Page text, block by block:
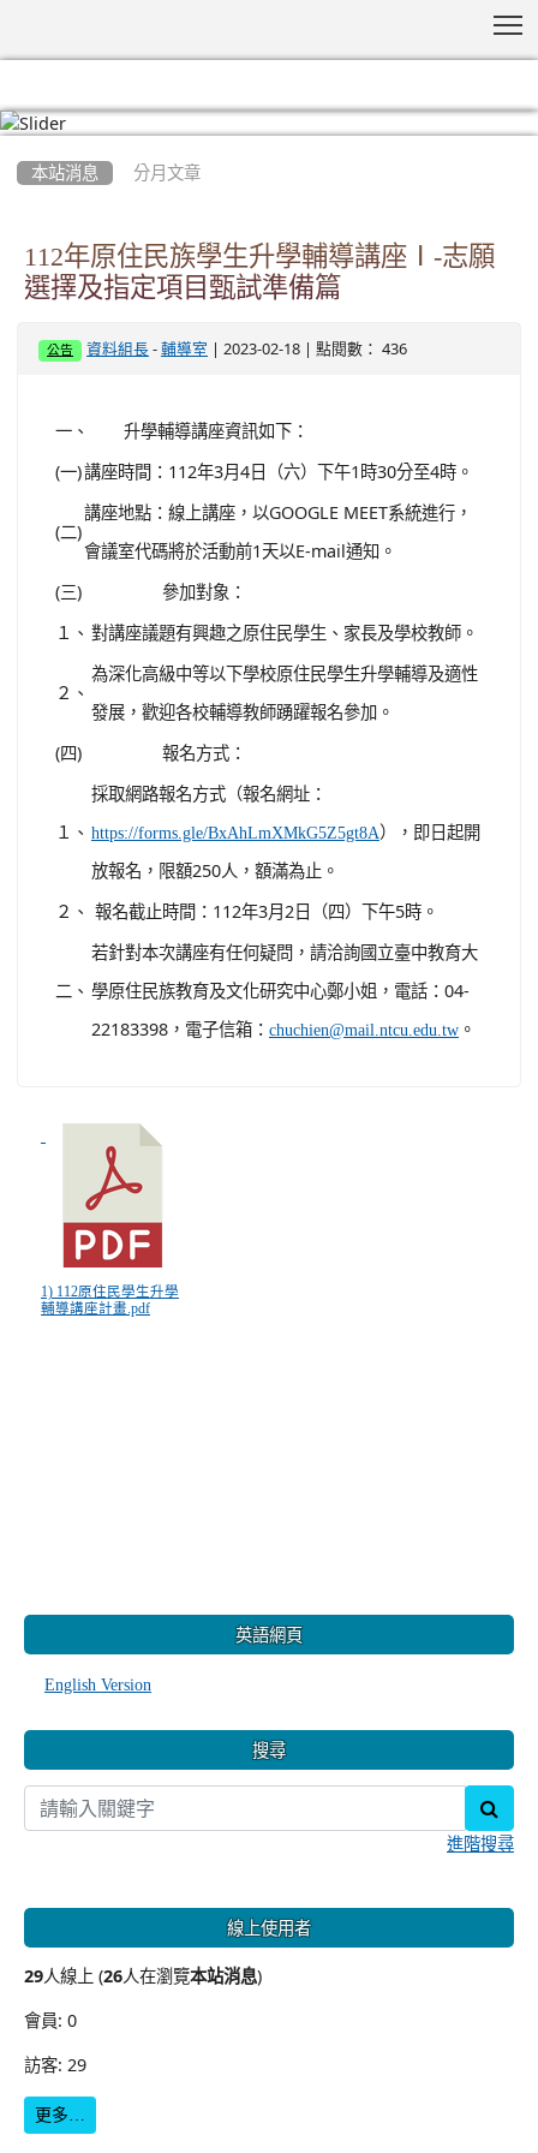
本站消息 分月文章
112年原住民族學生升學輔導講座Ⅰ-志願
選擇及指定項目甄試準備篇
公告 資料組長 -輔導室 | 2023-02-18 | 點閱數： 436
一、
升學輔導講座資訊如下：
(一)講座時間：112年3月4日（六）下午1時30分至4時。
(二)
講座地點：線上講座，以GOOGLE MEET系統進行，
會議室代碼將於活動前1天以E-mail通知。
(三)
參加對象：
１、 對講座議題有興趣之原住民學生、家長及學校教師。
２、
為深化高級中等以下學校原住民學生升學輔導及適性
發展，歡迎各校輔導教師踴躍報名參加。
(四)
報名方式：
１、
採取網路報名方式（報名網址：
https://forms.gle/BxAhLmXMkG5Z5gt8A），即日起開
放報名，限額250人，額滿為止。
２、 報名截止時間：112年3月2日（四）下午5時。
二、
若針對本次講座有任何疑問，請洽詢國立臺中教育大
學原住民族教育及文化研究中心鄭小姐，電話：04-
22183398，電子信箱： chuchien@mail.ntcu.edu.tw 。
1) 112原住民學生升學
輔導講座計畫.pdf
英語網頁
English Version
搜尋
進階搜尋
線上使用者
29人線上 (26人在瀏覽本站消息)
會員: 0
訪客: 29
更多…